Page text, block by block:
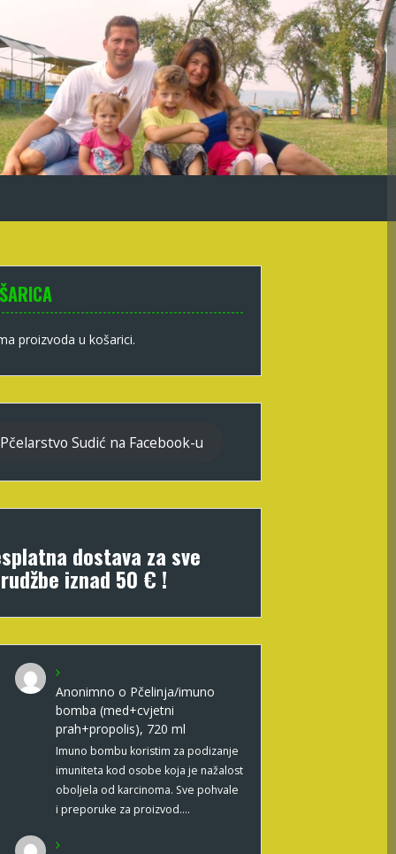
proizvoda u košarici.
Pčelarstvo Sudić na Facebook-u
dostava za sve
iznad 50 € !
Anonimno o Pčelinja/imuno
bomba (med+cvjetni
prah+propolis), 720 ml
Imuno bombu koristim za podizanje
imuniteta kod osobe koja je nažalost
oboljela od karcinoma. Sve pohvale
i preporuke za proizvod.…